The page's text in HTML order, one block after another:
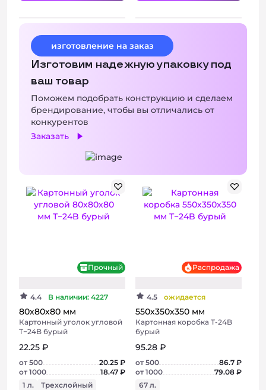
+ 2 фото + 3 фото
изготовление на заказ
Изготовим надежную упаковку под
ваш товар
Поможем подобрать конструкцию и сделаем
брендирование, чтобы вы отличались от
конкурентов
Заказать
Прочный
4.4 В наличии: 4227
80х80х80 мм
Картонный уголок угловой
Т−24B бурый
22.25 ₽
от 500
20.25 ₽
от 1000
18.47 ₽
1 л.
Трехслойный
Распродажа
4.5 ожидается
550х350х350 мм
Картонная коробка Т-24B
бурый
95.28 ₽
от 500
86.7 ₽
от 1000
79.08 ₽
67 л.